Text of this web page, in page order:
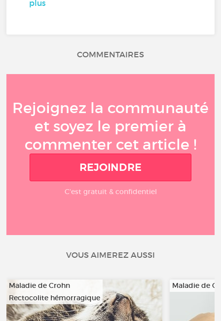
plus
COMMENTAIRES
Rejoignez la communauté
et soyez le premier à
commenter cet article !
REJOINDRE
C'est gratuit & confidentiel
VOUS AIMEREZ AUSSI
Maladie de Crohn
Rectocolite hémorragique
Maladie de